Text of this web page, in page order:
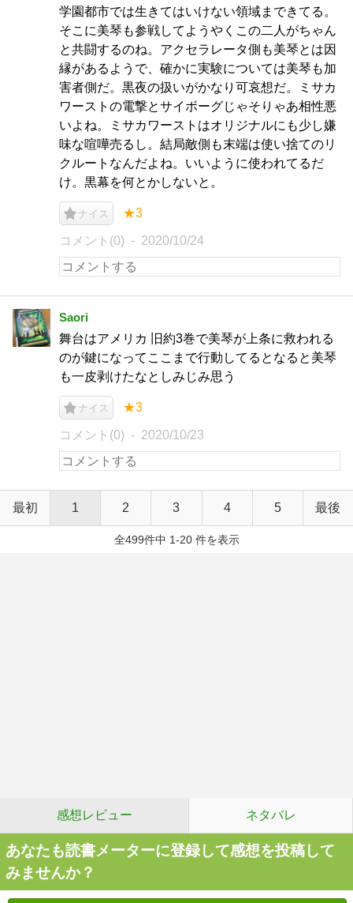
学園都市では生きてはいけない領域まできてる。
そこに美琴も参戦してようやくこの二人がちゃん
と共闘するのね。アクセラレータ側も美琴とは因
縁があるようで、確かに実験については美琴も加
害者側だ。黒夜の扱いがかなり可哀想だ。ミサカ
ワーストの電撃とサイボーグじゃそりゃあ相性悪
いよね。ミサカワーストはオリジナルにも少し嫌
味な喧嘩売るし。結局敵側も末端は使い捨てのリ
クルートなんだよね。いいように使われてるだ
け。黒幕を何とかしないと。
ナイス ★3
コメント(0) 2020/10/24
Saori
舞台はアメリカ 旧約3巻で美琴が上条に救われる
のが鍵になってここまで行動してるとなると美琴
も一皮剥けたなとしみじみ思う
ナイス ★3
コメント(0) 2020/10/23
最初 1 2 3 4 5 最後
全499件中 1-20 件を表示
感想レビュー ネタバレ
あなたも読書メーターに登録して感想を投稿して
みませんか？